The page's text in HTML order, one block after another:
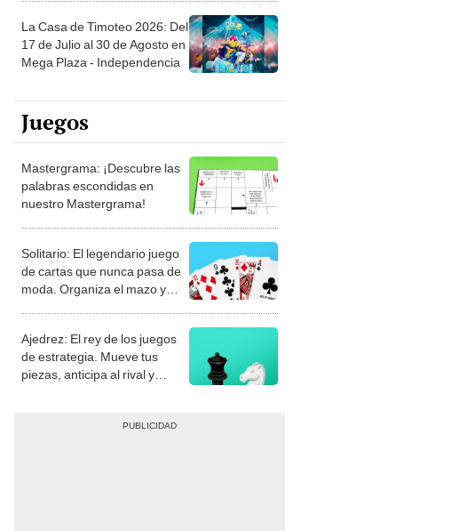
La Casa de Timoteo 2026: Del
17 de Julio al 30 de Agosto en
Mega Plaza - Independencia
Juegos
Mastergrama: ¡Descubre las
palabras escondidas en
nuestro Mastergrama!
Solitario: El legendario juego
de cartas que nunca pasa de
moda. Organiza el mazo y
Ajedrez: El rey de los juegos
de estrategia. Mueve tus
piezas, anticipa al rival y